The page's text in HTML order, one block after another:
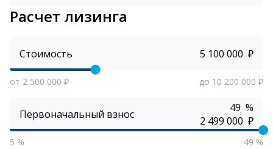
Расчет лизинга
Стоимость ₽
от 2 500 000 ₽ до 10 200 000 ₽
Первоначальный взнос
%
₽
5 % 49 %